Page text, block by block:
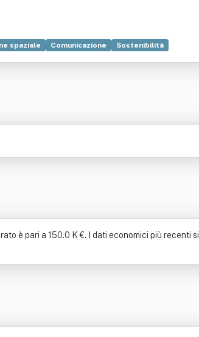
spaziale Comunicazione
Sostenibilità
è pari a 150.0 K €. I dati economici più recenti si